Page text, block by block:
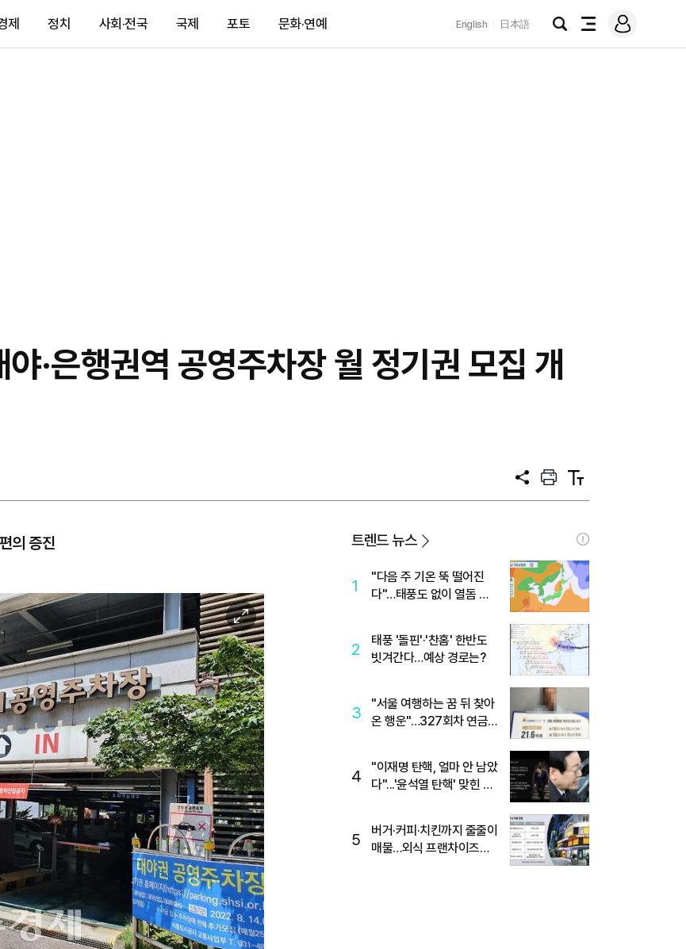
제 정치 사회·전국 국제 포토 문화·연예 English 日本語
검
전
메
그
·은행권역 공영주차장 월 정기권 모집 개
공
프
트
텍
트
의 증진
이
미
지
확
대
트렌드 뉴스
1
"다음 주 기온 뚝 떨어진
다"…태풍도 없이 열돔 박
2
태풍 '돌핀'·'찬홈' 한반도
빗겨간다…예상 경로는?
3
"서울 여행하는 꿈 뒤 찾아
온 행운"…327회차 연금
4
"이재명 탄핵, 얼마 안 남았
다"...'윤석열 탄핵' 맞힌 무
5
버거·커피·치킨까지 줄줄이
매물…외식 프랜차이즈